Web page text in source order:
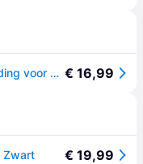
Philips Gardenlink Laagspanningsvoeding voor Buiten - 24V - Zwart - IP67 Waterdicht € 16,99
Zwart € 19,99